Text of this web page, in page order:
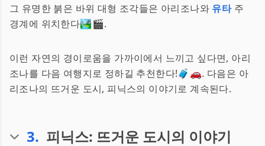
그 유명한 붉은 바위 대형 조각들은 아리조나와 유타주
경계에 위치한다🏞️🎬.
이런 자연의 경이로움을 가까이에서 느끼고 싶다면, 아리
조나를 다음 여행지로 정하길 추천한다!🧳🚗. 다음은 아
리조나의 뜨거운 도시, 피닉스의 이야기로 계속된다.
3. 피닉스: 뜨거운 도시의 이야기